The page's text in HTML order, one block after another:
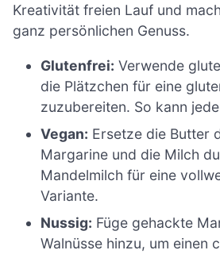
Kreativität freien Lauf und
ganz persönlichen Genuss.
Glutenfrei: Verwende
die Plätzchen für eine
zuzubereiten. So kann
Vegan: Ersetze die Butter
Margarine und die Milch
Mandelmilch für eine
Variante.
Nussig: Füge gehackte
Walnüsse hinzu, um einen